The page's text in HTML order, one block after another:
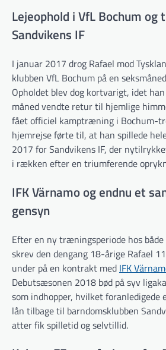
Lejeophold i VfL Bochum og
Sandvikens IF
I januar 2017 drog Rafael mod
klubben VfL Bochum på en
Opholdet blev dog kortvarigt, idet
måned vendte retur til hjemlige
fået officiel kamptræning i Bochum-
hjemrejse førte til, at han spillede
2017 for Sandvikens IF, der
i rækken efter en triumferende
IFK Värnamo og endnu et
gensyn
Efter en ny træningsperiode hos både
skrev den dengang 18-årige Rafael
under på en kontrakt med IFK
Debutsæsonen 2018 bød på syv
som indhopper, hvilket
lån tilbage til barndomsklubben
atter fik spilletid og selvtillid.